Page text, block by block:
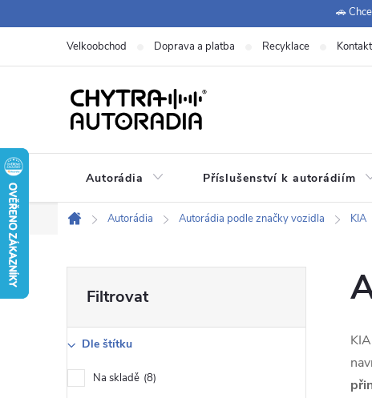
na
🚗
Velkoobchod Doprava a platba Recyklace Kontakt
Autorádia Příslušenství k autorádiím
Domů
Autorádia Autorádia podle značky vozidla KIA
o
s
Dle štítku
Na skladě 8